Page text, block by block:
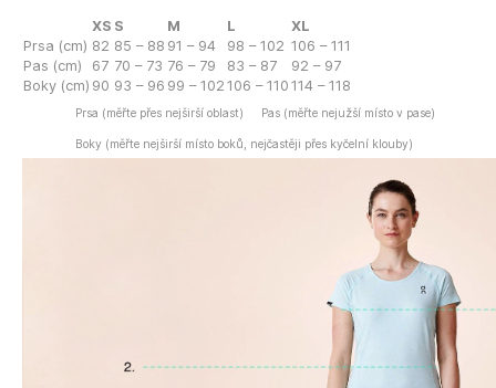
XS S M L
XL
Prsa (cm) 82 85 – 88 91 – 94 98 – 102 106 – 111
Pas (cm)
67 70 – 73 76 – 79 83 – 87
92 – 97
Boky (cm) 90 93 – 96 99 – 102 106 – 110 114 – 118
Prsa (měřte přes nejširší oblast) Pas (měřte nejužší místo v pase)
Boky (měřte nejširší místo boků, nejčastěji přes kyčelní klouby)